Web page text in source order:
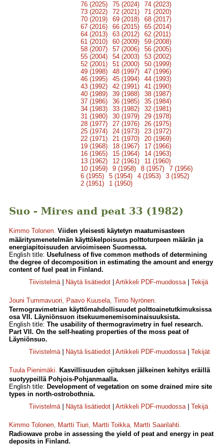
76 (2025) 75 (2024)
74 (2023)
73 (2022)
72 (2021)
71 (2020)
70 (2019)
69 (2018)
68 (2017)
67 (2016)
66 (2015)
65 (2014)
64 (2013)
63 (2012)
62 (2011)
61 (2010)
60 (2009)
59 (2008)
58 (2007)
57 (2006)
56 (2005)
55 (2004)
54 (2003)
53 (2002)
52 (2001)
51 (2000)
50 (1999)
49 (1998)
48 (1997)
47 (1996)
46 (1995)
45 (1994)
44 (1993)
43 (1992)
42 (1991)
41 (1990)
40 (1989)
39 (1988)
38 (1987)
37 (1986)
36 (1985)
35 (1984)
34 (1983)
33 (1982)
32 (1981)
31 (1980)
30 (1979)
29 (1978)
28 (1977)
27 (1976)
26 (1975)
25 (1974)
24 (1973)
23 (1972)
22 (1971)
21 (1970)
20 (1969)
19 (1968)
18 (1967)
17 (1966)
16 (1965)
15 (1964)
14 (1963)
13 (1962)
12 (1961)
11 (1960)
10 (1959)
9 (1958) 8 (1957)
7 (1956)
6 (1955)
5 (1954) 4 (1953)
3 (1952)
2 (1951)
1 (1950)
Suo - Mires and peat 33 (1982)
Kimmo Tolonen. Viiden yleisesti käytetyn maatumisasteen
määritysmenetelmän käyttökelpoisuus polttoturpeen määrän ja
energiapitoisuuden arvioimiseen Suomessa.
English title: Usefulness of five common methods of determining
the degree of decomposition in estimating the amount and energy
content of fuel peat in Finland.
Tiivistelmä| Näytä lisätiedot Artikkeli PDF-muodossa| Tekijä
Jouni Tummavuori, Paavo Kuusela, Timo Nyrönen.
Termogravimetrian käyttömahdollisuudet polttoainetutkimuksissa
osa VII. Läyniönsuon itsekuumenemisominaisuuksista.
English title: The usability of thermogravimetry in fuel research.
Part VII. On the self-heating properties of the moss peat of
Läyniönsuo.
Tiivistelmä| Näytä lisätiedot Artikkeli PDF-muodossa| Tekijät
Tuula Pienimäki. Kasvillisuuden ojituksen jälkeinen kehitys eräillä
suotyypeillä Pohjois-Pohjanmaalla.
English title: Development of vegetation on some drained mire site
types in north-ostrobothnia.
Tiivistelmä| Näytä lisätiedot Artikkeli PDF-muodossa| Tekijä
Kimmo Tolonen, Martti Tiuri, Martti Toikka, Martti Saarilahti.
Radiowave probe in assessing the yield of peat and energy in peat
deposits in Finland.